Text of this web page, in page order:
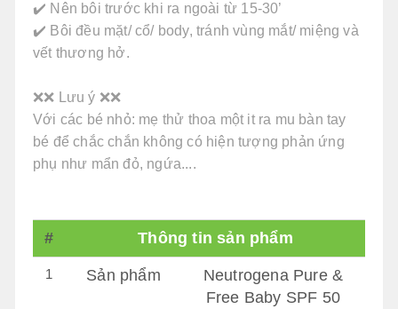
✔️ Nên bôi trước khi ra ngoài từ 15-30’
✔️ Bôi đều mặt/ cổ/ body, tránh vùng mắt/ miệng và
vết thương hở.
❌❌ Lưu ý ❌❌
Với các bé nhỏ: mẹ thử thoa một it ra mu bàn tay
bé để chắc chắn không có hiện tượng phản ứng
phụ như mẩn đỏ, ngứa....
# Thông tin sản phẩm
1 Sản phẩm
Neutrogena Pure &
Free Baby SPF 50